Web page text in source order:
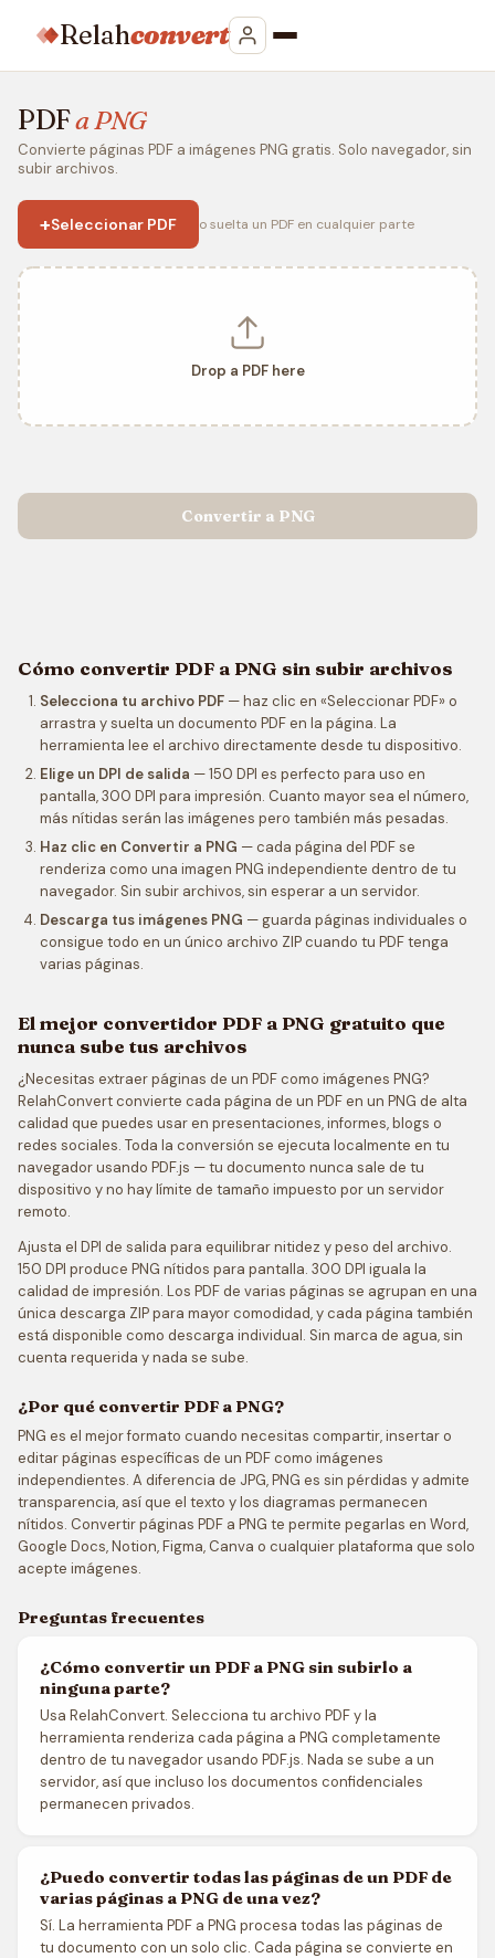
Relahconvert
PDFa PNG
Convierte páginas PDF a imágenes PNG gratis. Solo navegador, sin
subir archivos.
+Seleccionar PDF o suelta un PDF en cualquier parte
Drop a PDF here
Convertir a PNG
Cómo convertir PDF a PNG sin subir archivos
Selecciona tu archivo PDF — haz clic en «Seleccionar PDF» o
arrastra y suelta un documento PDF en la página. La
herramienta lee el archivo directamente desde tu dispositivo.
Elige un DPI de salida — 150 DPI es perfecto para uso en
pantalla, 300 DPI para impresión. Cuanto mayor sea el número,
más nítidas serán las imágenes pero también más pesadas.
Haz clic en Convertir a PNG — cada página del PDF se
renderiza como una imagen PNG independiente dentro de tu
navegador. Sin subir archivos, sin esperar a un servidor.
Descarga tus imágenes PNG — guarda páginas individuales o
consigue todo en un único archivo ZIP cuando tu PDF tenga
varias páginas.
El mejor convertidor PDF a PNG gratuito que
nunca sube tus archivos
¿Necesitas extraer páginas de un PDF como imágenes PNG?
RelahConvert convierte cada página de un PDF en un PNG de alta
calidad que puedes usar en presentaciones, informes, blogs o
redes sociales. Toda la conversión se ejecuta localmente en tu
navegador usando PDF.js — tu documento nunca sale de tu
dispositivo y no hay límite de tamaño impuesto por un servidor
remoto.
Ajusta el DPI de salida para equilibrar nitidez y peso del archivo.
150 DPI produce PNG nítidos para pantalla. 300 DPI iguala la
calidad de impresión. Los PDF de varias páginas se agrupan en una
única descarga ZIP para mayor comodidad, y cada página también
está disponible como descarga individual. Sin marca de agua, sin
cuenta requerida y nada se sube.
¿Por qué convertir PDF a PNG?
PNG es el mejor formato cuando necesitas compartir, insertar o
editar páginas específicas de un PDF como imágenes
independientes. A diferencia de JPG, PNG es sin pérdidas y admite
transparencia, así que el texto y los diagramas permanecen
nítidos. Convertir páginas PDF a PNG te permite pegarlas en Word,
Google Docs, Notion, Figma, Canva o cualquier plataforma que solo
acepte imágenes.
Preguntas frecuentes
¿Cómo convertir un PDF a PNG sin subirlo a
ninguna parte?
Usa RelahConvert. Selecciona tu archivo PDF y la
herramienta renderiza cada página a PNG completamente
dentro de tu navegador usando PDF.js. Nada se sube a un
servidor, así que incluso los documentos confidenciales
permanecen privados.
¿Puedo convertir todas las páginas de un PDF de
varias páginas a PNG de una vez?
Sí. La herramienta PDF a PNG procesa todas las páginas de
tu documento con un solo clic. Cada página se convierte en